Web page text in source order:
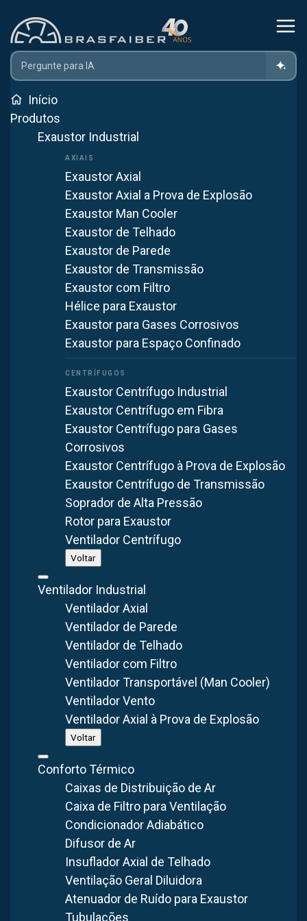
Início
Produtos
Exaustor Industrial
Exaustor Axial
Exaustor Axial a Prova de Explosão
Exaustor Man Cooler
Exaustor de Telhado
Exaustor de Parede
Exaustor de Transmissão
Exaustor com Filtro
Hélice para Exaustor
Exaustor para Gases Corrosivos
Exaustor para Espaço Confinado
Exaustor Centrífugo Industrial
Exaustor Centrífugo em Fibra
Exaustor Centrífugo para Gases
Corrosivos
Exaustor Centrífugo à Prova de Explosão
Exaustor Centrífugo de Transmissão
Soprador de Alta Pressão
Rotor para Exaustor
Ventilador Centrífugo
Voltar
Ventilador Industrial
Ventilador Axial
Ventilador de Parede
Ventilador de Telhado
Ventilador com Filtro
Ventilador Transportável (Man Cooler)
Ventilador Vento
Ventilador Axial à Prova de Explosão
Voltar
Conforto Térmico
Caixas de Distribuição de Ar
Caixa de Filtro para Ventilação
Condicionador Adiabático
Difusor de Ar
Insuflador Axial de Telhado
Ventilação Geral Diluidora
Atenuador de Ruído para Exaustor
Tubulações
Home Produtos
Filtro De Manga
Filtro de Manga em
São Bernardo do Campo
Atendemos São Bernardo do Campo com fabricação própria
em Itaquaquecetuba (SP). Mais de 40 anos fornecendo
soluções em ventilação industrial para todo o Brasil.
WhatsApp
Quero Filtro de Manga sob medida
Fabricação Nacional
FABRICAÇÃO GARANTIA
A região do ABC Paulista é reconhecida pelo seu potente
complexo industrial com fábricas e indústrias de diversos
segmentos. Manter um controle eficiente para emissão de
poluentes, além de auxiliar na renovação de ar para os
ambientes industriais, que são desafios constantes para
bastante vantajoso, possibilitando inúmeros benefícios
para as operações das empresas localizadas no município